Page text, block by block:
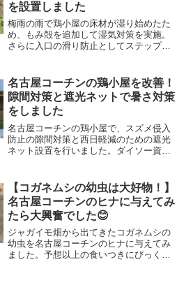
を設置しました
梅雨の雨で鶏小屋の床材が湿り始めたた
め、もみ殻を追加して湿気対策を実施。
さらに入口の滑り防止としてステップを
名古屋コーチンの鶏小屋を改善！
隙間対策と遮光ネットで暑さ対策
をしました
名古屋コーチンの鶏小屋で、スズメ侵入
防止の隙間対策と西日軽減のための遮光
ネット設置を行いました。ダイソー資材
【コガネムシの幼虫は大好物！】
名古屋コーチンのヒナに与えてみ
たら大興奮でした😊
ジャガイモ畑から出てきたコガネムシの
幼虫を名古屋コーチンのヒナに与えてみ
ました。予想以上の食いつきにびっく